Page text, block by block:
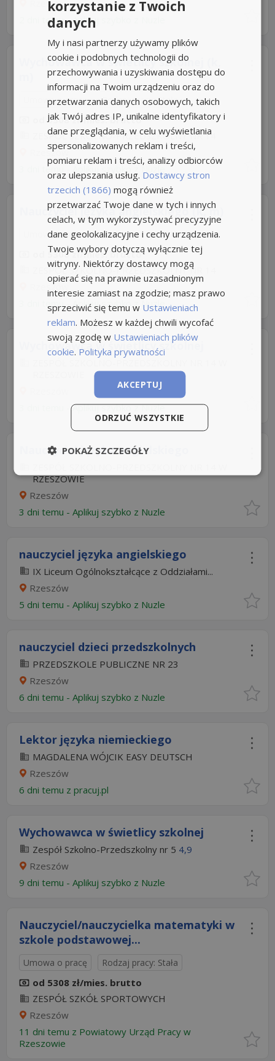
Rzeszów
2 dni temu -Aplikuj szybko z Nuzle
Wychowawca w świetlicy szkolnej (k,
Umowa o pracę Rodzaj pracy: Stała
od 5308 zł/mies. brutto
ZESPÓŁ SZKOLNO-PRZEDSZKOLNY NR 14
Rzeszów
3 dni temu - Aplikuj szybko z Nuzle
Nauczyciel języka angielskiego (k, m)
Umowa o pracę Rodzaj pracy: Stała
od 5308 zł/mies. brutto
ZESPÓŁ SZKOLNO-PRZEDSZKOLNY NR 14
Rzeszów
3 dni temu - Aplikuj szybko z Nuzle
Wychowawca w świetlicy szkolnej
3 dni temu -Aplikuj szybko z Nuzle
Nauczyciel języka angielskiego
RZESZOWIE
Rzeszów
3 dni temu - Aplikuj szybko z Nuzle
nauczyciel języka angielskiego
IX Liceum Ogólnokształcące z Oddziałami...
Rzeszów
5 dni temu - Aplikuj szybko z Nuzle
nauczyciel dzieci przedszkolnych
PRZEDSZKOLE PUBLICZNE NR 23
Rzeszów
6 dni temu - Aplikuj szybko z Nuzle
Lektor języka niemieckiego
MAGDALENA WÓJCIK EASY DEUTSCH
Rzeszów
6 dni temu z pracuj.pl
Wychowawca w świetlicy szkolnej
Zespół Szkolno-Przedszkolny nr 5 4,9
Rzeszów
9 dni temu - Aplikuj szybko z Nuzle
Nauczyciel/nauczycielka matematyki w
szkole podstawowej...
Umowa o pracę Rodzaj pracy: Stała
od 5308 zł/mies. brutto
ZESPÓŁ SZKÓŁ SPORTOWYCH
Rzeszów
11 dni temu z Powiatowy Urząd Pracy w
Rzeszowie
korzystanie z Twoich
danych
My i nasi partnerzy używamy plików
cookie i podobnych technologii do
przechowywania i uzyskiwania dostępu do
informacji na Twoim urządzeniu oraz do
przetwarzania danych osobowych, takich
jak Twój adres IP, unikalne identyfikatory i
dane przeglądania, w celu wyświetlania
spersonalizowanych reklam i treści,
pomiaru reklam i treści, analizy odbiorców
oraz ulepszania usług. Dostawcy stron
trzecich (1866) mogą również
przetwarzać Twoje dane w tych i innych
celach, w tym wykorzystywać precyzyjne
dane geolokalizacyjne i cechy urządzenia.
Twoje wybory dotyczą wyłącznie tej
witryny. Niektórzy dostawcy mogą
opierać się na prawnie uzasadnionym
interesie zamiast na zgodzie; masz prawo
sprzeciwić się temu w Ustawieniach
reklam. Możesz w każdej chwili wycofać
swoją zgodę w Ustawieniach plików
cookie. Polityka prywatności
AKCEPTUJ
ODRZUĆ WSZYSTKIE
POKAŻ SZCZEGÓŁY